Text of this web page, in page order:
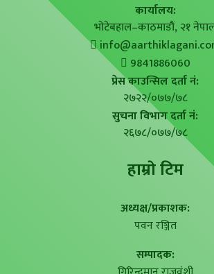
कार्यालय:
भोटेबहाल–काठमाडौं, २१
9841886060
प्रेस काउन्सिल दर्ता नं:
२७२२/०७७/७८
सुचना विभाग दर्ता नं:
२६७८/०७७/७८
हाम्राे टिम
अध्यक्ष/प्रकाशक:
पवन रञ्जित
सम्पादक: